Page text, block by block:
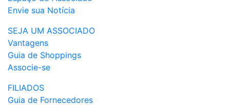
Envie sua Notícia
SEJA UM ASSOCIADO
Vantagens
Guia de Shoppings
Associe-se
FILIADOS
Guia de Fornecedores